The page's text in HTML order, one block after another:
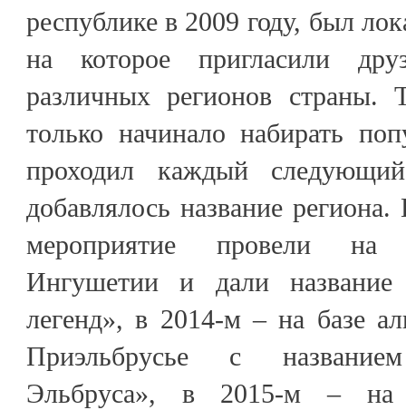
республике в 2009 году, был
на которое пригласили
различных регионов страны.
только начинало набирать
проходил каждый
добавлялось название
мероприятие провели на
Ингушетии и дали
легенд», в 2014-м – на базе
Приэльбрусье с
Эльбруса», в 2015-м – на